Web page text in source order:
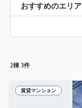
おすすめのエリア
2棟 3件
賃貸マンション